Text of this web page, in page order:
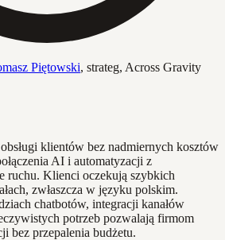
Piętowski, strateg, Across Gravity
klientów bez nadmiernych kosztów
AI i automatyzacji z
ruchu. Klienci oczekują szybkich
zwłaszcza w języku polskim.
chatbotów, integracji kanałów
potrzeb pozwalają firmom
bez przepalenia budżetu.